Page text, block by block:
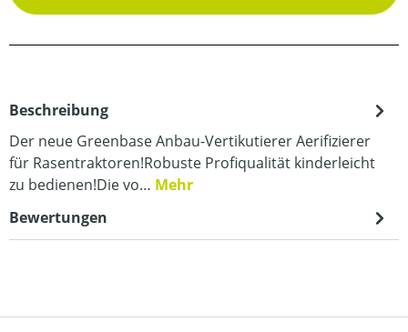
Beschreibung
Der neue Greenbase Anbau-Vertikutierer Aerifizierer
für Rasentraktoren!Robuste Profiqualität kinderleicht
zu bedienen!Die vo… Mehr
Bewertungen